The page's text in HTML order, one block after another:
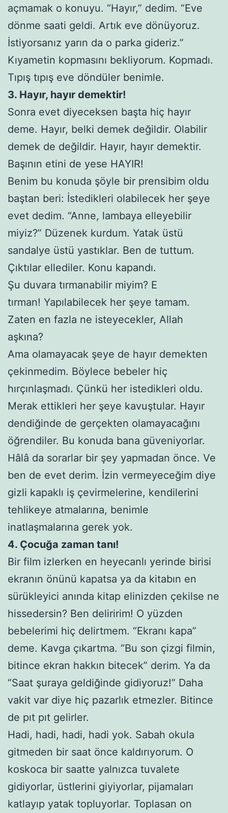
açmamak o konuyu. “Hayır,” dedim. “Eve
dönme saati geldi. Artık eve dönüyoruz.
İstiyorsanız yarın da o parka gideriz.”
Kıyametin kopmasını bekliyorum. Kopmadı.
Tıpış tıpış eve döndüler benimle.
3. Hayır, hayır demektir!
Sonra evet diyeceksen başta hiç hayır
deme. Hayır, belki demek değildir. Olabilir
demek de değildir. Hayır, hayır demektir.
Başının etini de yese HAYIR!
Benim bu konuda şöyle bir prensibim oldu
baştan beri: İstedikleri olabilecek her şeye
evet dedim. “Anne, lambaya elleyebilir
miyiz?” Düzenek kurdum. Yatak üstü
sandalye üstü yastıklar. Ben de tuttum.
Çıktılar ellediler. Konu kapandı.
Şu duvara tırmanabilir miyim? E
tırman! Yapılabilecek her şeye tamam.
Zaten en fazla ne isteyecekler, Allah
aşkına?
Ama olamayacak şeye de hayır demekten
çekinmedim. Böylece bebeler hiç
hırçınlaşmadı. Çünkü her istedikleri oldu.
Merak ettikleri her şeye kavuştular. Hayır
dendiğinde de gerçekten olamayacağını
öğrendiler. Bu konuda bana güveniyorlar.
Hâlâ da sorarlar bir şey yapmadan önce. Ve
ben de evet derim. İzin vermeyeceğim diye
gizli kapaklı iş çevirmelerine, kendilerini
tehlikeye atmalarına, benimle
inatlaşmalarına gerek yok.
4. Çocuğa zaman tanı!
Bir film izlerken en heyecanlı yerinde birisi
ekranın önünü kapatsa ya da kitabın en
sürükleyici anında kitap elinizden çekilse ne
hissedersin? Ben deliririm! O yüzden
bebelerimi hiç delirtmem. “Ekranı kapa”
deme. Kavga çıkartma. “Bu son çizgi filmin,
bitince ekran hakkın bitecek” derim. Ya da
“Saat şuraya geldiğinde gidiyoruz!” Daha
vakit var diye hiç pazarlık etmezler. Bitince
de pıt pıt gelirler.
Hadi, hadi, hadi, hadi yok. Sabah okula
gitmeden bir saat önce kaldırıyorum. O
koskoca bir saatte yalnızca tuvalete
gidiyorlar, üstlerini giyiyorlar, pijamaları
katlayıp yatak topluyorlar. Toplasan on